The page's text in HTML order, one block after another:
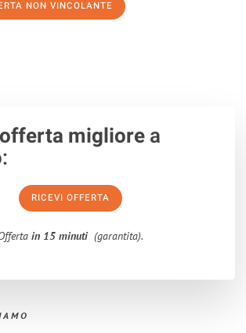
NON VINCOLANTE
migliorea
RICEVI OFFERTA
in 15 minuti (garantita).